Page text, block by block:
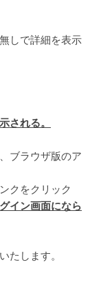
しで詳細を表示
される。
ブラウザ版のア
クをクリック
イン画面になら
たします。